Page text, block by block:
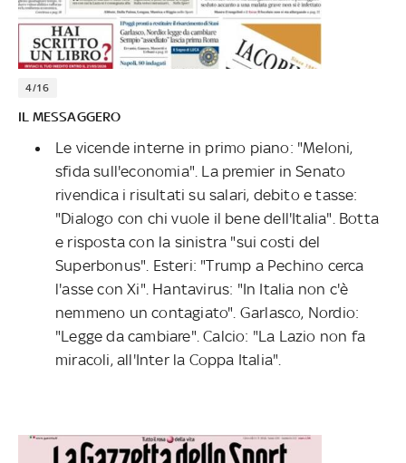
4/16
IL MESSAGGERO
Le vicende interne in primo piano: "Meloni,
sfida sull'economia". La premier in Senato
rivendica i risultati su salari, debito e tasse:
"Dialogo con chi vuole il bene dell'Italia". Botta
e risposta con la sinistra "sui costi del
Superbonus". Esteri: "Trump a Pechino cerca
l'asse con Xi". Hantavirus: "In Italia non c'è
nemmeno un contagiato". Garlasco, Nordio:
"Legge da cambiare". Calcio: "La Lazio non fa
miracoli, all'Inter la Coppa Italia".